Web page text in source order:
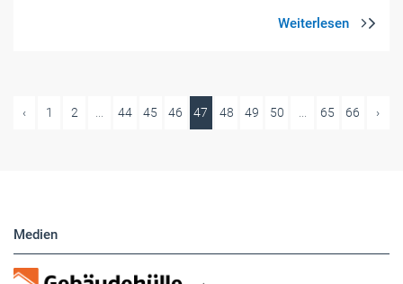
‹ 1 2 ... 44 45 46 47 48 49 50 ... 65 66 ›
Medien